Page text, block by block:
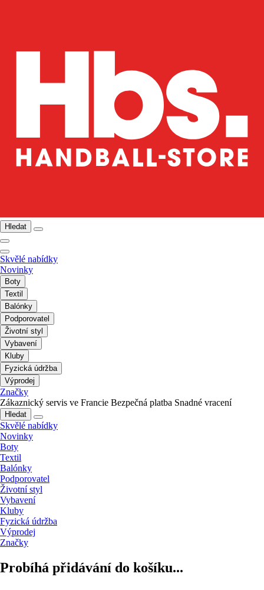
Hledat
Skvělé nabídky
Novinky
Boty
Textil
Balónky
Podporovatel
Životní styl
Vybavení
Kluby
Fyzická údržba
Výprodej
Značky
Zákaznický servis ve Francie Bezpečná platba Snadné vracení
Hledat
Skvělé nabídky
Novinky
Boty
Textil
Balónky
Podporovatel
Životní styl
Vybavení
Kluby
Fyzická údržba
Výprodej
Značky
Probíhá přidávání do košíku...